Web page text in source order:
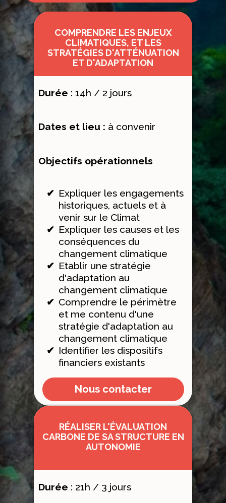
COMPRENDRE LES ENJEUX
CLIMATIQUES, ET LES
STRATÉGIES D'ATTÉNUATION
ET D'ADAPTATION
Durée : 14h / 2 jours
Dates et lieu : à convenir
Objectifs opérationnels
Expliquer les engagements
historiques, actuels et à
venir sur le Climat
Expliquer les causes et les
conséquences du
changement climatique
Etablir une stratégie
d'adaptation au
changement climatique
Comprendre le périmètre
et me contenu d'une
stratégie d'adaptation au
changement climatique
Identifier les dispositifs
financiers existants
Nous contacter
RÉALISER L'ÉVALUATION
CARBONE DE SA STRUCTURE EN
AUTONOMIE
Durée : 21h / 3 jours